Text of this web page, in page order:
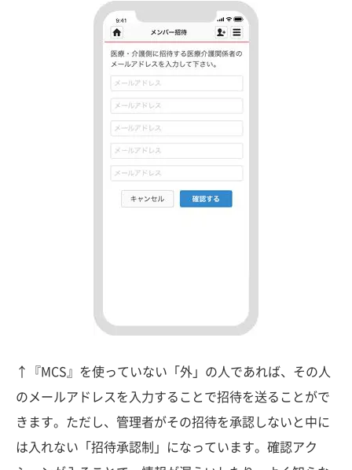
↑『MCS』を使っていない「外」の人であれば、その人
のメールアドレスを入力することで招待を送ることがで
きます。ただし、管理者がその招待を承認しないと中に
は入れない「招待承認制」になっています。確認アク